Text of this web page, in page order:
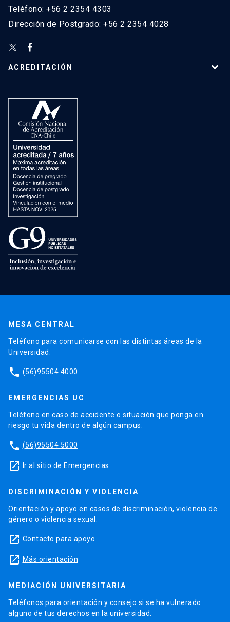
Teléfono: +56 2 2354 4303
Dirección de Postgrado: +56 2 2354 4028
ACREDITACIÓN
MESA CENTRAL
Teléfono para comunicarse con las distintas áreas de la
Universidad.
phone (56)95504 4000
EMERGENCIAS UC
Teléfono en caso de accidente o situación que ponga en
riesgo tu vida dentro de algún campus.
phone (56)95504 5000
launch Ir al sitio de Emergencias
DISCRIMINACIÓN Y VIOLENCIA
Orientación y apoyo en casos de discriminación, violencia de
género o violencia sexual.
launch Contacto para apoyo
launch Más orientación
MEDIACIÓN UNIVERSITARIA
Teléfonos para orientación y consejo si se ha vulnerado
alguno de tus derechos en la universidad.